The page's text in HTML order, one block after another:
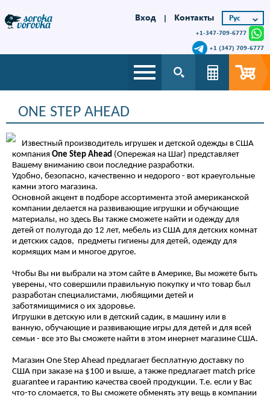
Вход | Контакты
+1-347-709-6777
+1 (347) 709-6777
ONE STEP AHEAD
Известный производитель игрушек и детской одежды в США
компания One Step Ahead (Опережая на Шаг) представляет
Вашему вниманию свои последние разработки.
Удобно, безопасно, качественно и недорого - вот краеугольные
камни этого магазина.
Основной акцент в подборе ассортимента этой американской
компании делается на развивающие игрушки и обучающие
материалы, но здесь Вы также сможете найти и одежду для
детей от полугода до 12 лет, мебель из США для детских комнат
и детских садов, предметы гигиены для детей, одежду для
кормящих мам и многое другое.
Чтобы Вы ни выбрали на этом сайте в Америке, Вы можете быть
уверены, что совершили правильную покупку и что товар был
разработан специалистами, любящими детей и
заботямищимися о их здоровье.
Игрушки в детскую или в детский садик, в машину или в
ванную, обучающие и развивающие игры для детей и для всей
семьи - все это Вы сможете найти в этом инернет магазине США.
Магазин One Step Ahead предлагает бесплатную доставку по
США при заказе на $100 и выше, а также предлагает match price
guarantee и гарантию качества своей продукции. Т.е. если у Вас
что-то сломается, то Вы сможете обменять эту вещь в компании